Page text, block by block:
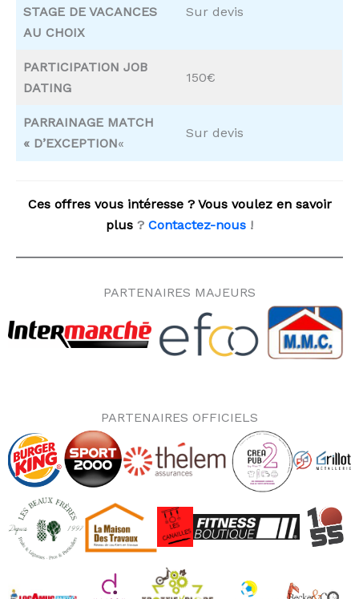
STAGE DE VACANCES
AU CHOIX
Sur devis
PARTICIPATION JOB
DATING
150€
PARRAINAGE MATCH
« D’EXCEPTION«
Sur devis
Ces offres vous intéresse ? Vous voulez en savoir
plus ? Contactez-nous !
PARTENAIRES MAJEURS
PARTENAIRES OFFICIELS